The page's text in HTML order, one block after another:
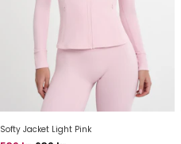
Softy Jacket Light Pink